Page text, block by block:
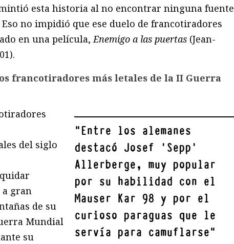
esta historia al no encontrar ninguna fuente
no impidió que ese duelo de francotiradores
en una película,Enemigo a las puertas (Jean-
francotiradores más letales de la II Guerra
"Entre los alemanes
destacó Josef 'Sepp'
Allerberge, muy popular
por su habilidad con el
Mauser Kar 98 y por el
curioso paraguas que le
servía para camuflarse"
del siglo
gran
de su
Mundial
su